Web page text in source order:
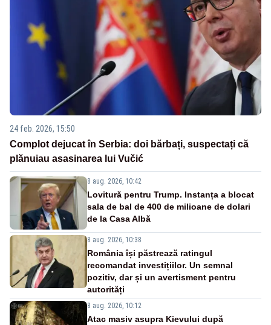
24 feb. 2026, 15:50
Complot dejucat în Serbia: doi bărbați, suspectați că
plănuiau asasinarea lui Vučić
8 aug. 2026, 10:42
Lovitură pentru Trump. Instanța a blocat
sala de bal de 400 de milioane de dolari
de la Casa Albă
8 aug. 2026, 10:38
România își păstrează ratingul
recomandat investițiilor. Un semnal
pozitiv, dar și un avertisment pentru
autorități
8 aug. 2026, 10:12
Atac masiv asupra Kievului după